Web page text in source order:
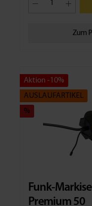
Zum
Aktion -10%
AUSLAUFARTIKEL
%
Funk-
Premium 50